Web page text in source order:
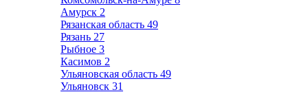
Амурск 2
Рязанская область 49
Рязань 27
Рыбное 3
Касимов 2
Ульяновская область 49
Ульяновск 31